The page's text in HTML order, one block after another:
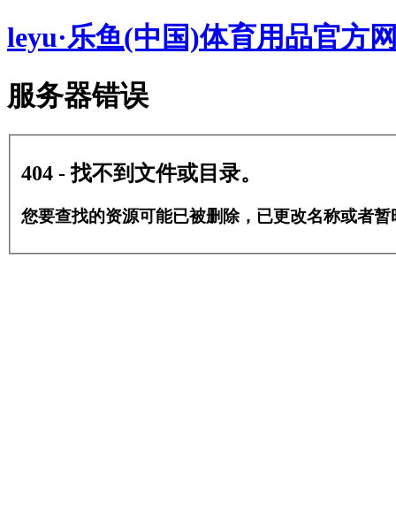
leyu·乐鱼(中国)体育用品官方
服务器错误
404 - 找不到文件或目录。
您要查找的资源可能已被删除，已更改名称或者暂